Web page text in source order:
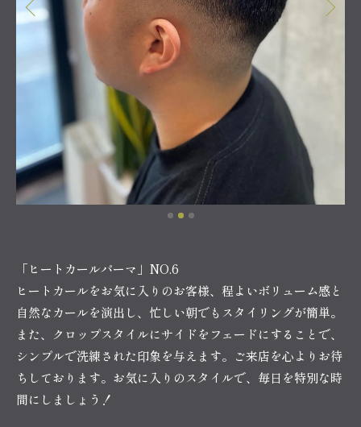
「ヒートカールパーマ」NO.6
ヒートカールをお気に入りのお客様、程よいボリューム感と
自然なカールを演出し、忙しい朝でもスタイリングが簡単。
また、クロップスタイルにサイドをフェードにすることで、
シンプルで洗練された印象を与えます。ご来店を心よりお待
ちしております。お気に入りのスタイルで、毎日を特別な時
間にしましょう！